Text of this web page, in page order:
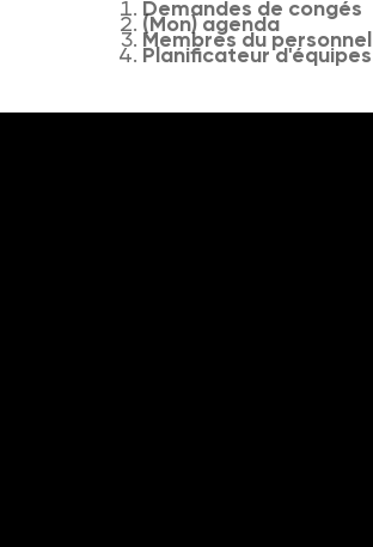
Demandes de congés
(Mon) agenda
Membres du personnel
Planificateur d'équipes